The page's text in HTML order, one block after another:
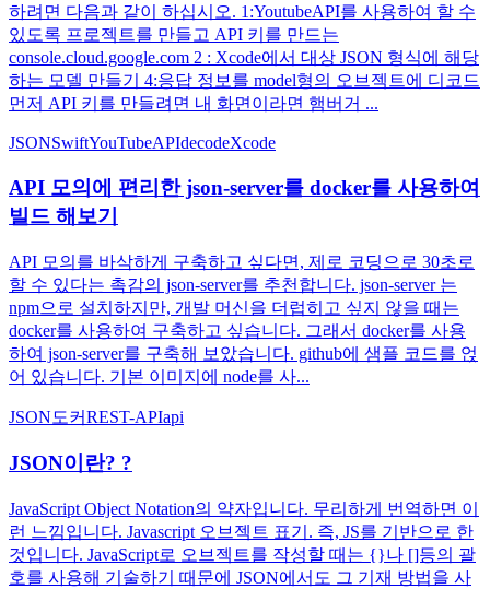
하려면 다음과 같이 하십시오. 1:YoutubeAPI를 사용하여 할 수
있도록 프로젝트를 만들고 API 키를 만드는
console.cloud.google.com 2 : Xcode에서 대상 JSON 형식에 해당
하는 모델 만들기 4:응답 정보를 model형의 오브젝트에 디코드
먼저 API 키를 만들려면 내 화면이라면 햄버거 ...
JSONSwiftYouTubeAPIdecodeXcode
API 모의에 편리한 json-server를 docker를 사용하여
빌드 해보기
API 모의를 바삭하게 구축하고 싶다면, 제로 코딩으로 30초로
할 수 있다는 촉감의 json-server를 추천합니다. json-server 는
npm으로 설치하지만, 개발 머신을 더럽히고 싶지 않을 때는
docker를 사용하여 구축하고 싶습니다. 그래서 docker를 사용
하여 json-server를 구축해 보았습니다. github에 샘플 코드를 얹
어 있습니다. 기본 이미지에 node를 사...
JSON도커REST-APIapi
JSON이란? ?
JavaScript Object Notation의 약자입니다. 무리하게 번역하면 이
런 느낌입니다. Javascript 오브젝트 표기. 즉, JS를 기반으로 한
것입니다. JavaScript로 오브젝트를 작성할 때는 {}나 []등의 괄
호를 사용해 기술하기 때문에 JSON에서도 그 기재 방법을 사